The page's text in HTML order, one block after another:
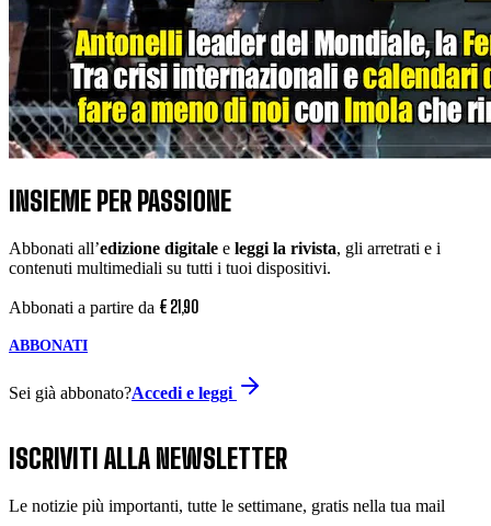
INSIEME PER PASSIONE
Abbonati all’edizione digitale e leggi la rivista, gli arretrati e i
contenuti multimediali su tutti i tuoi dispositivi.
Abbonati a partire da € 21,90
ABBONATI
Sei già abbonato?Accedi e leggi
ISCRIVITI ALLA NEWSLETTER
Le notizie più importanti, tutte le settimane, gratis nella tua mail